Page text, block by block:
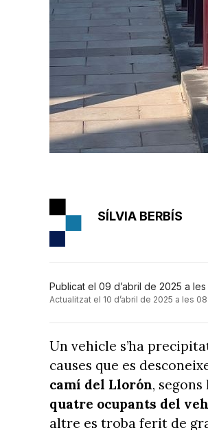
SÍLVIA BERBÍS
Publicat el 09 d’abril de 2025 a les
Actualitzat el 10 d’abril de 2025 a les
Un vehicle s’ha
causes que es
camí del Llorón,
quatre ocupants del
altre es troba ferit de